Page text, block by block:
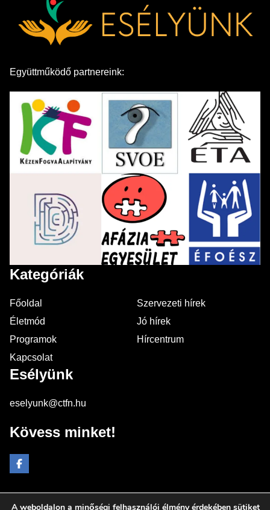
Együttműködő partnereink:
Kategóriák
Főoldal
Szervezeti hírek
Életmód
Jó hírek
Programok
Hírcentrum
Kapcsolat
Esélyünk
eselyunk@ctfn.hu
Kövess minket!
A weboldalon a minőségi felhasználói élmény érdekében sütiket